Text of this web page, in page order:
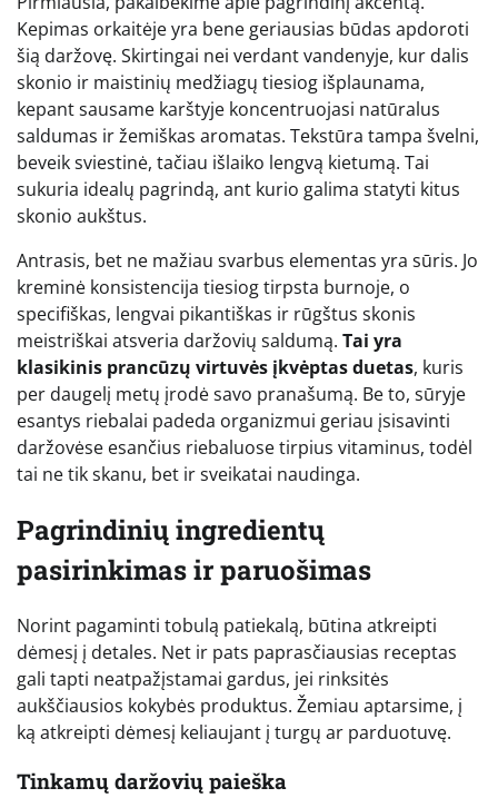
Kepimas orkaitėje yra bene geriausias būdas apdoroti
šią daržovę. Skirtingai nei verdant vandenyje, kur dalis
skonio ir maistinių medžiagų tiesiog išplaunama,
kepant sausame karštyje koncentruojasi natūralus
saldumas ir žemiškas aromatas. Tekstūra tampa švelni,
beveik sviestinė, tačiau išlaiko lengvą kietumą. Tai
sukuria idealų pagrindą, ant kurio galima statyti kitus
skonio aukštus.
Antrasis, bet ne mažiau svarbus elementas yra sūris. Jo
kreminė konsistencija tiesiog tirpsta burnoje, o
specifiškas, lengvai pikantiškas ir rūgštus skonis
meistriškai atsveria daržovių saldumą. Tai yra
klasikinis prancūzų virtuvės įkvėptas duetas, kuris
per daugelį metų įrodė savo pranašumą. Be to, sūryje
esantys riebalai padeda organizmui geriau įsisavinti
daržovėse esančius riebaluose tirpius vitaminus, todėl
tai ne tik skanu, bet ir sveikatai naudinga.
Pagrindinių ingredientų
pasirinkimas ir paruošimas
Norint pagaminti tobulą patiekalą, būtina atkreipti
dėmesį į detales. Net ir pats paprasčiausias receptas
gali tapti neatpažįstamai gardus, jei rinksitės
aukščiausios kokybės produktus. Žemiau aptarsime, į
ką atkreipti dėmesį keliaujant į turgų ar parduotuvę.
Tinkamų daržovių paieška